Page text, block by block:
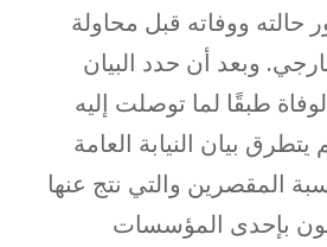
حالته ووفاته قبل محاولة
وبعد أن حدد البيان
طبقًا لما توصلت إليه
يتطرق بيان النيابة العامة
المقصرين والتي نتج عنها
بإحدى المؤسسات